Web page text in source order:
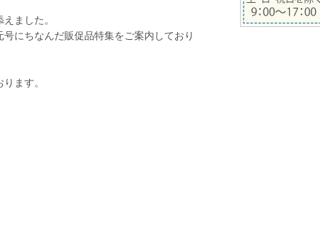
ました。
にちなんだ販促品特集をご案内しており
ます。